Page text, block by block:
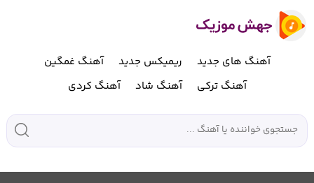
آهنگ های جدید ریمیکس جدید
آهنگ غمگین
آهنگ ترکی
آهنگ شاد آهنگ کردی